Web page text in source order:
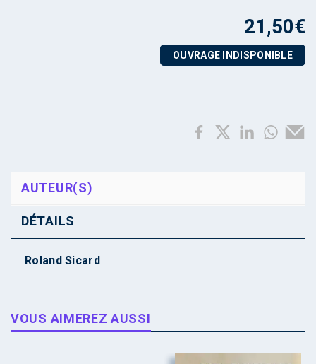
21,50€
OUVRAGE INDISPONIBLE
AUTEUR(S)
DÉTAILS
Roland Sicard
VOUS AIMEREZ AUSSI